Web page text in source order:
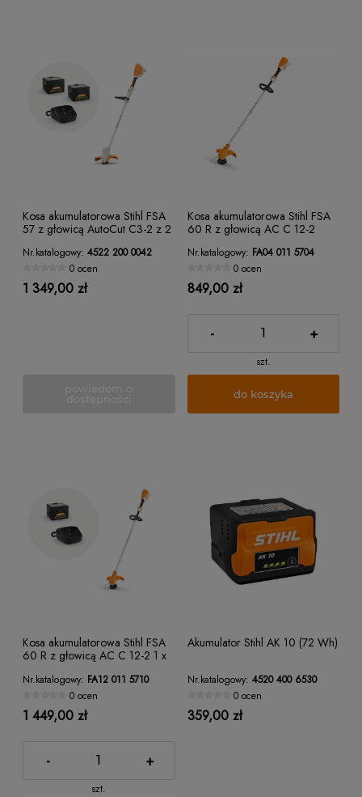
Kosa akumulatorowa Stihl FSA
57 z głowicą AutoCut C3-2 z 2
Nr.katalogowy: 4522 200 0042
0 ocen
1 349,00 zł
Kosa akumulatorowa Stihl FSA
60 R z głowicą AC C 12-2
Nr.katalogowy: FA04 011 5704
0 ocen
849,00 zł
- +
szt.
do koszyka
Kosa akumulatorowa Stihl FSA
60 R z głowicą AC C 12-2 1 x
Nr.katalogowy: FA12 011 5710
0 ocen
1 449,00 zł
- +
szt.
Akumulator Stihl AK 10 (72 Wh)
Nr.katalogowy: 4520 400 6530
0 ocen
359,00 zł